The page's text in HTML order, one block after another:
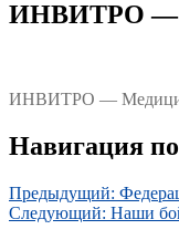
ИНВИТРО —
ИНВИТРО —
Навигация
Предыдущий:
Следующий: Наши